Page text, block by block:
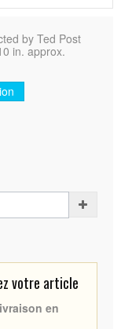
by Ted Post
in. approx.
votre article
en